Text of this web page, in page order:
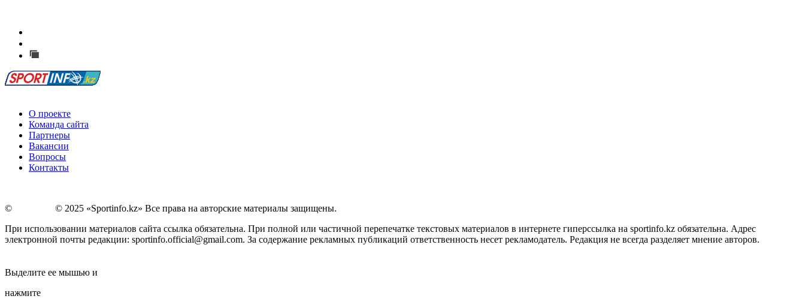
О проекте
Команда сайта
Партнеры
Вакансии
Вопросы
Контакты
©
© 2025 «Sportinfo.kz» Все права на авторские материалы защищены.
При использовании материалов сайта ссылка обязательна. При полной или частичной перепечатке текстовых материалов в интернете гиперссылка на sportinfo.kz обязательна. Адрес
электронной почты редакции: sportinfo.official@gmail.com. За содержание рекламных публикаций ответственность несет рекламодатель. Редакция не всегда разделяет мнение авторов.
Выделите ее мышью и
нажмите